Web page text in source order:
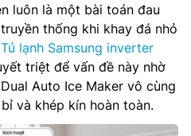
luôn là một bài toán đau
thống khi khay đá nhỏ
Tủ lạnh Samsung inverter
triệt để vấn đề này nhờ
Auto Ice Maker vô cùng
và khép kín hoàn toàn.